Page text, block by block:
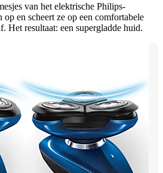
van het elektrische Philips-
op en scheert ze op een comfortabele
Het resultaat: een supergladde huid.